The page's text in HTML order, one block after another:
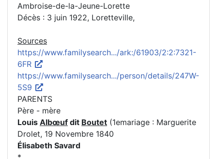
Ambroise-de-la-Jeune-Lorette
Décès : 3 juin 1922, Loretteville,
Sources
https://www.familysearch.../ark:/61903/2:2:7321-
6FR
https://www.familysearch.../person/details/247W-
5S9
PARENTS
Père - mère
Louis Albœuf dit Boutet (1emariage : Marguerite
Drolet, 19 Novembre 1840
Élisabeth Savard